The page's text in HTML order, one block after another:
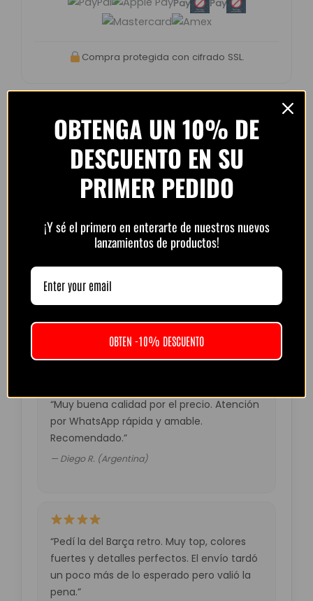
Pay Pay
Compra protegida con cifrado SSL.
Opiniones de clientes –
PlayFutbol
4.8 / 5 basado en
1.240
“Camiseta mejor de lo esperado. El envío
tardó unos días pero llegó perfecta.
— Laura M. (España)
“Muy buena calidad por el precio. Atención
por WhatsApp rápida y amable.
Recomendado.”
— Diego R. (Argentina)
“Pedí la del Barça retro. Muy top, colores
fuertes y detalles perfectos. El envío tardó
un poco más de lo esperado pero valió la
pena.”
OBTENGA UN 10% DE
DESCUENTO EN SU
PRIMER PEDIDO
¡Y sé el primero en enterarte de nuestros nuevos
lanzamientos de productos!
OBTEN -10% DESCUENTO